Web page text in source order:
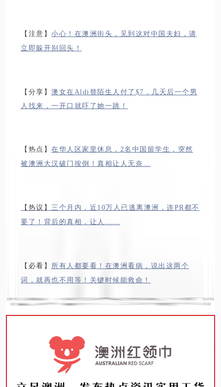
【注意】 小心！在澳洲街头，见到这对中国夫妇，请
立即躲开别回头！
【分享】 澳女在Aldi替陌生人付了$7，几天后一个男
人找来，一开口就吓了她一跳！
【热点】 在华人区家里休息，2名中国留学生，突然
被澳洲大汉破门按倒！真相让人无奈…
【热议】 三个月内，近10万人已逃离澳洲，连PR都不
要了！背后的真相，让人……
【必看】 所有人都要看！在澳洲看病，说出这两个
词，就再也不用等！关键时候能救命！